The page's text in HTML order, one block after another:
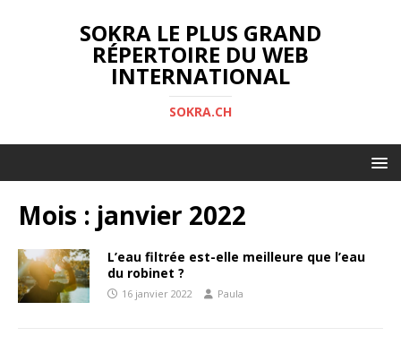
SOKRA LE PLUS GRAND
RÉPERTOIRE DU WEB
INTERNATIONAL
SOKRA.CH
Mois : janvier 2022
L’eau filtrée est-elle meilleure que l’eau
du robinet ?
16 janvier 2022 Paula